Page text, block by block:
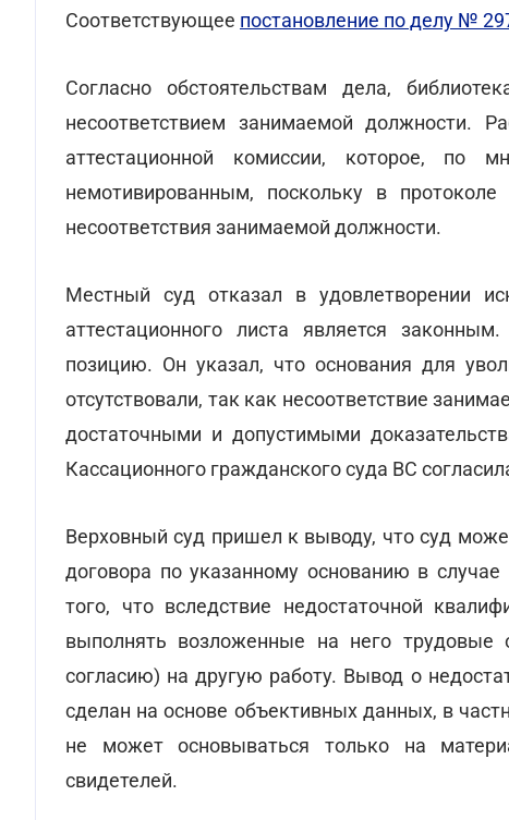
Соответствующее постановление по делу №
Согласно обстоятельствам дела,
несоответствием занимаемой должности.
аттестационной комиссии, которое, по
немотивированным, поскольку в
несоответствия занимаемой должности.
Местный суд отказал в удовлетворении
аттестационного листа является
позицию. Он указал, что основания для
отсутствовали, так как несоответствие
достаточными и допустимыми
Кассационного гражданского суда ВС
Верховный суд пришел к выводу, что суд
договора по указанному основанию в
того, что вследствие недостаточной
выполнять возложенные на него трудовые
согласию) на другую работу. Вывод о
сделан на основе объективных данных, в
не может основываться только на
свидетелей.